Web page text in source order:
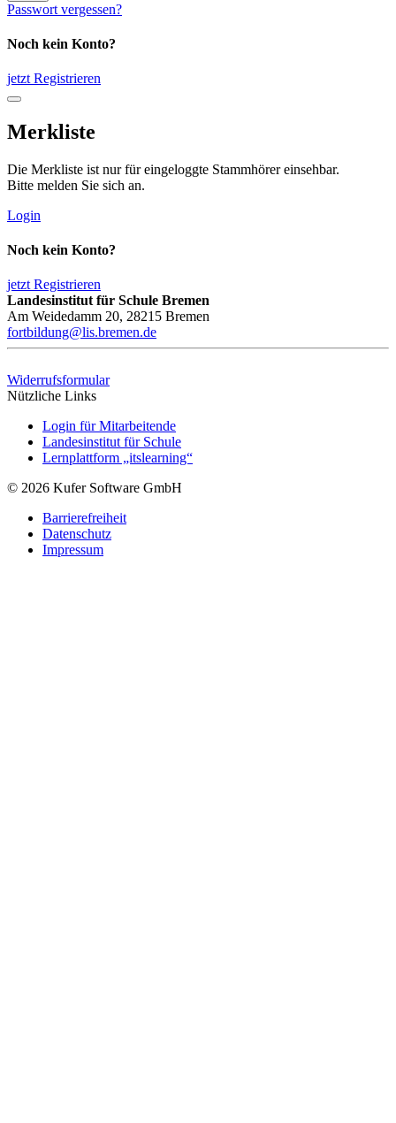
Passwort vergessen?
Noch kein Konto?
jetzt Registrieren
Merkliste
Die Merkliste ist nur für eingeloggte Stammhörer einsehbar.
Bitte melden Sie sich an.
Login
Noch kein Konto?
jetzt Registrieren
Landesinstitut für Schule Bremen
Am Weidedamm 20, 28215 Bremen
fortbildung@lis.bremen.de
Widerrufsformular
Nützliche Links
Login für Mitarbeitende
Landesinstitut für Schule
Lernplattform „itslearning“
© 2026 Kufer Software GmbH
Barrierefreiheit
Datenschutz
Impressum